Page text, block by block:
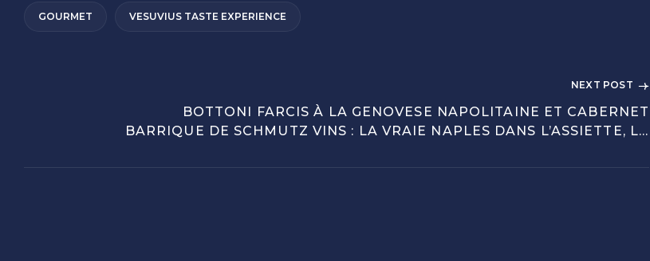
GOURMET VESUVIUS TASTE EXPERIENCE
NEXT POST
BOTTONI FARCIS À LA GENOVESE NAPOLITAINE ET CABERNET
BARRIQUE DE SCHMUTZ VINS : LA VRAIE NAPLES DANS L’ASSIETTE, LA